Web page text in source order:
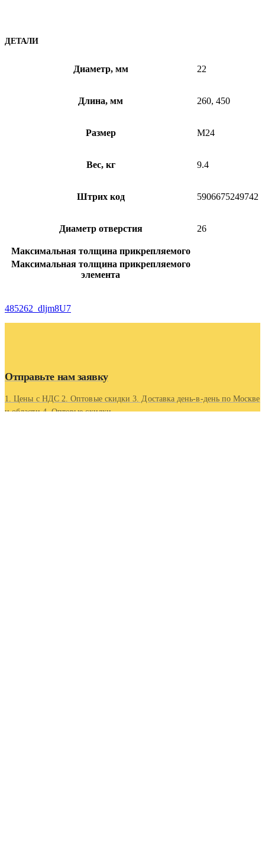
ДЕТАЛИ
Диаметр, мм 22
Длина, мм 260, 450
Размер M24
Вес, кг 9.4
Штрих код 5906675249742
Диаметр отверстия 26
Максимальная толщина прикрепляемого
Максимальная толщина прикрепляемого
элемента
485262_dljm8U7
Отправьте нам заявку
1. Цены с НДС 2. Оптовые скидки 3. Доставка день-в-день по Москве
и области 4. Оптовые скидки.